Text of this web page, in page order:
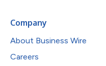
Company
About Business Wire
Careers